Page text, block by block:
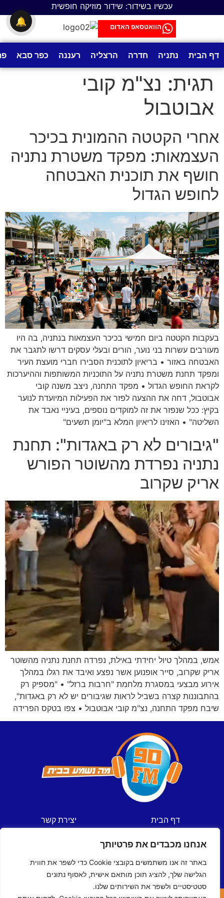
אנחנו מכבדים את פרטיותך
באתר זה אנו משתמשים בקובצי Cookie כדי לשפר את חווית
הגלישה שלך, להציג תוכן מותאם אישית, לאסוף נתונים
סטטיסטיים ולשפר את השירותים שלנו.
עכשיו בשידור: שידור מוזיקה חופשית
הוואטסאפ האדום
דף הבית נתניה חדרה הרצליה רעננה כפר סבא
תגית: נצ"מ קובי
אבוטבול
אחרי הקטטה ההמונית בכיכר
העצמאות: מפקד משטרת נתניה
חושף את תוכנית האבטחה
לחופש הגדול
בעקבות הקטטה ביום חמישי בכיכר העצמאות בנתניה, בה היו
מעורבים עשרות בני נוער, הורים ובעלי עסקים דרשו לתגבר את
האבטחה באזור • בריאיון לתוכנית הסבירו חברי מועצת העיר
ומפקד תחנת משטרת נתניה על התוכניות המשותפות וההיערכות
לקראת החופש הגדול • מפקד התחנה, ניצב משנה קובי
אבוטבול, דחה את ההצעה לפזר את הפעילות המיועדת לנוער
בקיץ: ככל שנפזר את זה למוקדים נוספים, בעיניי נאבד את
השליטה" • האזינו לריאיון המלא ב"יומן תשעים"
"גיבורים לא רק באגדות": תחנת
נתניה נפרדת מהשוטר הפורש
אריק שקרוב
אמש, במהלך טיול יחידתי באילת, נפרדה תחנת נתניה מהשוטר
אריק שקרוב, סייר אופנוען אשר נפצע ואיבד את רגלו במהלך
אירוע מבצעי במסגרת מלחמת "חרבות ברזל" • "מספיק רק
בהתבוננות קצרה בשביל לראות שגיבורים יש לא רק באגדות",
שיבח מפקד התחנה, נצ"מ קובי אבוטבול • צפו בטקס הפרידה
דף הבית
ספורט
תכניות
לוח שידורים
יצירת קשר
הצהרת נגישות
🔔